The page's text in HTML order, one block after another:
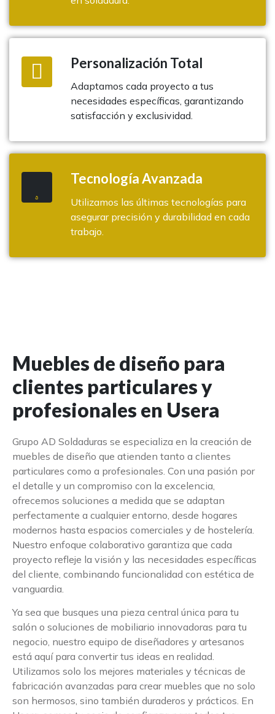
Personalización Total
Adaptamos cada proyecto a tus
necesidades específicas, garantizando
satisfacción y exclusividad.
Tecnología Avanzada
Utilizamos las últimas tecnologías para
asegurar precisión y durabilidad en cada
trabajo.
Muebles de diseño para
clientes particulares y
profesionales en Usera
Grupo AD Soldaduras se especializa en la creación de
muebles de diseño que atienden tanto a clientes
particulares como a profesionales. Con una pasión por
el detalle y un compromiso con la excelencia,
ofrecemos soluciones a medida que se adaptan
perfectamente a cualquier entorno, desde hogares
modernos hasta espacios comerciales y de hostelería.
Nuestro enfoque colaborativo garantiza que cada
proyecto refleje la visión y las necesidades específicas
del cliente, combinando funcionalidad con estética de
vanguardia.
Ya sea que busques una pieza central única para tu
salón o soluciones de mobiliario innovadoras para tu
negocio, nuestro equipo de diseñadores y artesanos
está aquí para convertir tus ideas en realidad.
Utilizamos solo los mejores materiales y técnicas de
fabricación avanzadas para crear muebles que no solo
son hermosos, sino también duraderos y prácticos. En